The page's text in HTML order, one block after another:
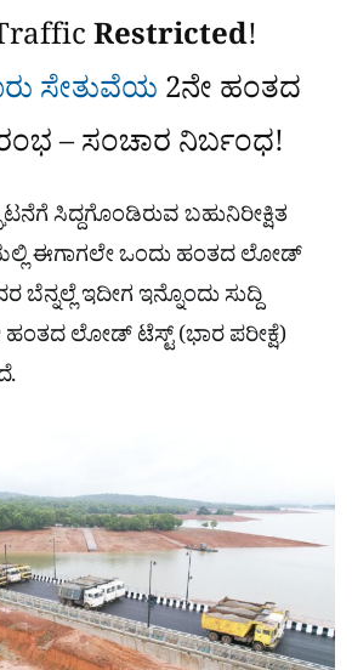
Restricted!
ಸೇತುವೆಯ 2ನೇ ಹಂತದ
– ಸಂಚಾರ ನಿರ್ಬಂಧ!
ಸಿದ್ದಗೊಂಡಿರುವ ಬಹುನಿರೀಕ್ಷಿತ
ಈಗಾಗಲೇ ಒಂದು ಹಂತದ ಲೋಡ್​
ಇದೀಗ ಇನ್ನೊಂದು ಸುದ್ದಿ
ಹಂತದ ಲೋಡ್‌ ಟೆಸ್ಟ್ (ಭಾರ ಪರೀಕ್ಷೆ)